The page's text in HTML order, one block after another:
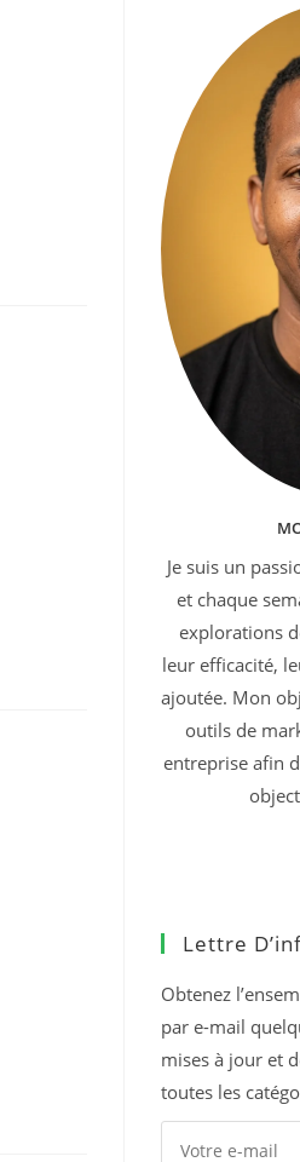
Je suis un
et chaque
explorations
leur efficacité,
ajoutée. Mon
outils de
entreprise afin
Lettre
Obtenez
par e-mail
mises à jour et
toutes les